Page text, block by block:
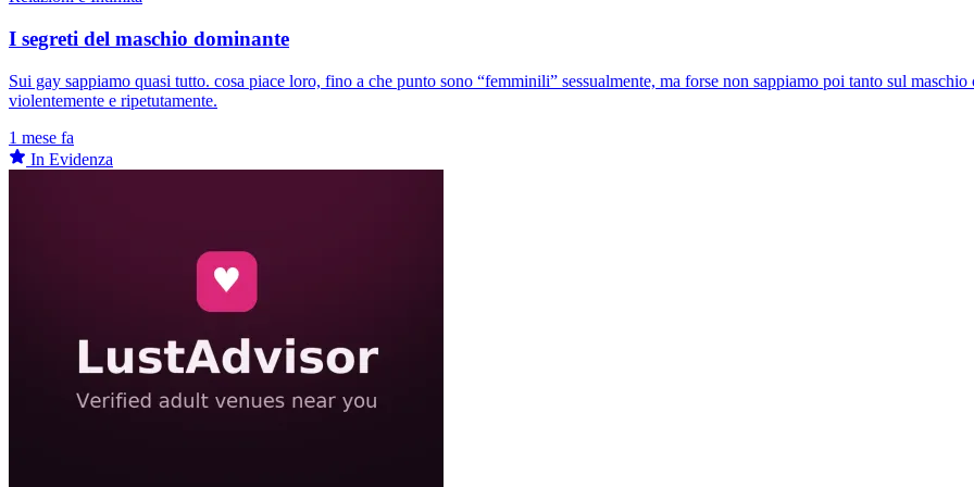
I segreti del maschio dominante
Sui gay sappiamo quasi tutto. cosa piace loro, fino a che punto sono “femminili” sessualmente, ma forse non sappiamo poi tanto sul
violentemente e ripetutamente.
1 mese fa
In Evidenza